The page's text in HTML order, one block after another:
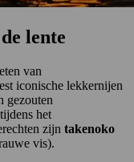
lente
van
iconische lekkernijen
gezouten
het
zijn takenoko
vis).